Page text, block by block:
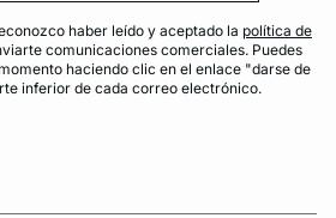
haber leído y aceptado la política de
comunicaciones comerciales. Puedes
haciendo clic en el enlace "darse de
inferior de cada correo electrónico.